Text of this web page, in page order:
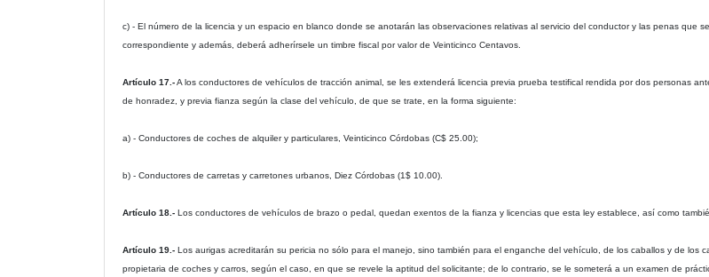
c) - El número de la licencia y un espacio en blanco donde se anotarán las observaciones relativas al servicio del conductor y las penas que
correspondiente y además, deberá adherírsele un timbre fiscal por valor de Veinticinco Centavos.
Artículo 17.-A los conductores de vehículos de tracción animal, se les extenderá licencia previa prueba testifical rendida por dos personas
de honradez, y previa fianza según la clase del vehículo, de que se trate, en la forma siguiente:
a) - Conductores de coches de alquiler y particulares, Veinticinco Córdobas (C$ 25.00);
b) - Conductores de carretas y carretones urbanos, Diez Córdobas (1$ 10.00).
Artículo 18.- Los conductores de vehículos de brazo o pedal, quedan exentos de la fianza y licencias que esta ley establece, así como
Artículo 19.- Los aurigas acreditarán su pericia no sólo para el manejo, sino también para el enganche del vehículo, de los caballos y de
propietaria de coches y carros, según el caso, en que se revele la aptitud del solicitante; de lo contrario, se le someterá a un examen de